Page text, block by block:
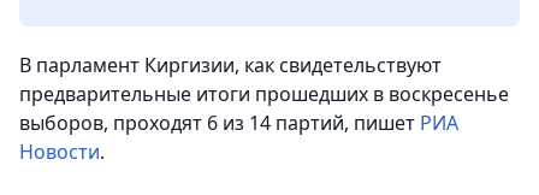
В парламент Киргизии, как свидетельствуют
предварительные итоги прошедших в воскресенье
выборов, проходят 6 из 14 партий, пишет РИА
Новости.